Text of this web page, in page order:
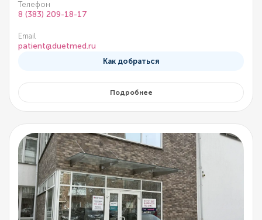
Телефон
8 (383) 209-18-17
Email
patient@duetmed.ru
Как добраться
Подробнее